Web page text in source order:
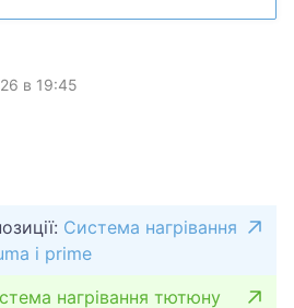
в 19:45
Система нагрівання
i prime
нагрівання тютюну